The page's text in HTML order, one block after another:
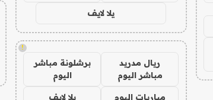
يلا لايف
!
ريال مدريد
مباشر اليوم
برشلونة مباشر
اليوم
مباريات اليوم يلا لايف